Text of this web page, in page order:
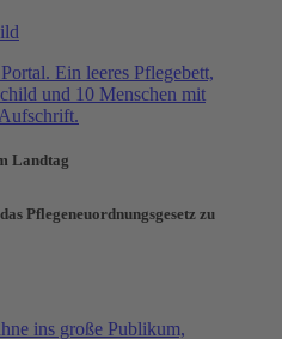
Landtag
Pflegeneuordnungsgesetz zu